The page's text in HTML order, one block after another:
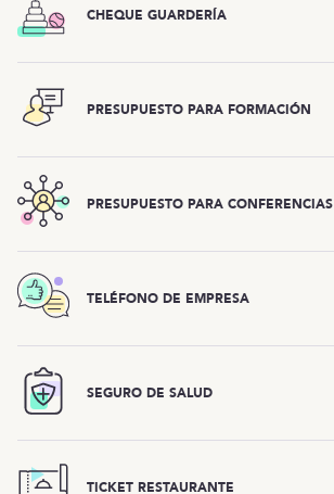
CHEQUE GUARDERÍA
PRESUPUESTO PARA FORMACIÓN
PRESUPUESTO PARA CONFERENCIAS
TELÉFONO DE EMPRESA
SEGURO DE SALUD
TICKET RESTAURANTE